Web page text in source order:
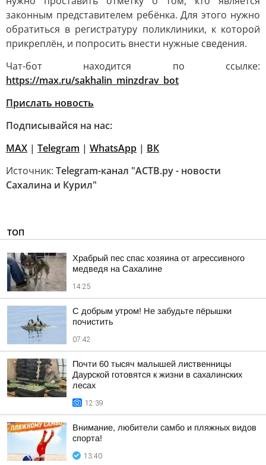
законным представителем ребёнка. Для этого нужно
обратиться в регистратуру поликлиники, к которой
прикреплён, и попросить внести нужные сведения.
Чат-бот находится по ссылке:
https://max.ru/sakhalin_minzdrav_bot
Прислать новость
Подписывайся на нас:
MAX | Telegram | WhatsApp | ВК
Источник: Telegram-канал "АСТВ.ру - новости
Сахалина и Курил"
ТОП
Храбрый пес спас хозяина от агрессивного
медведя на Сахалине
14:25
С добрым утром! Не забудьте пёрышки
почистить
07:42
Почти 60 тысяч малышей лиственницы
Даурской готовятся к жизни в сахалинских
лесах
12:39
Внимание, любители самбо и пляжных видов
спорта!
13:40